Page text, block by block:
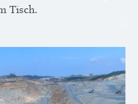
Tisch.